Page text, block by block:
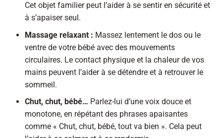
Cet objet familier peut l’aider à se sentir en sécurité et
à s’apaiser seul.
Massage relaxant : Massez lentement le dos ou le
ventre de votre bébé avec des mouvements
circulaires. Le contact physique et la chaleur de vos
mains peuvent l’aider à se détendre et à retrouver le
sommeil.
Chut, chut, bébé… Parlez-lui d’une voix douce et
monotone, en répétant des phrases apaisantes
comme « Chut, chut, bébé, tout va bien ». Cela peut